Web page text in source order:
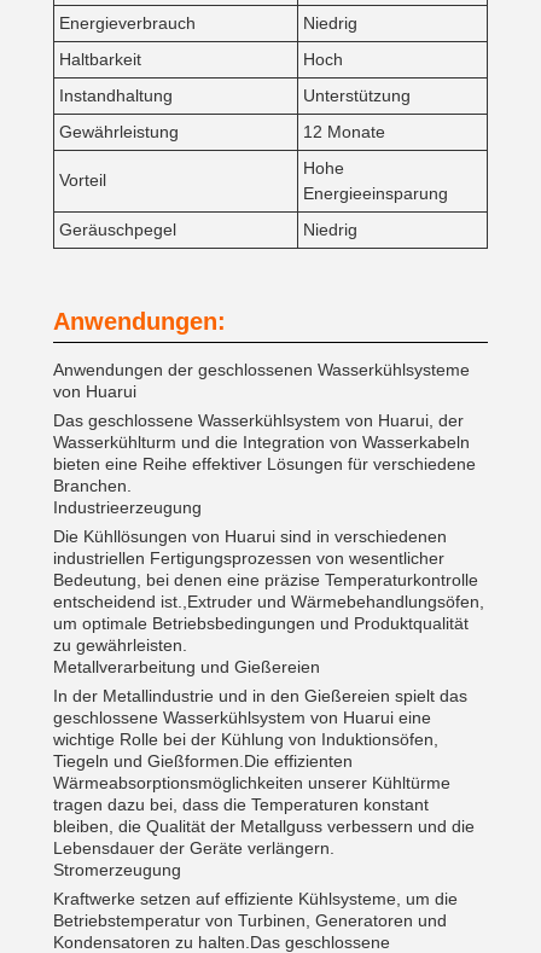
Energieverbrauch
Niedrig
Haltbarkeit
Hoch
Instandhaltung
Unterstützung
Gewährleistung
12 Monate
Vorteil
Hohe
Energieeinsparung
Geräuschpegel
Niedrig
Anwendungen:
Anwendungen der geschlossenen Wasserkühlsysteme
von Huarui
Das geschlossene Wasserkühlsystem von Huarui, der
Wasserkühlturm und die Integration von Wasserkabeln
bieten eine Reihe effektiver Lösungen für verschiedene
Branchen.
Industrieerzeugung
Die Kühllösungen von Huarui sind in verschiedenen
industriellen Fertigungsprozessen von wesentlicher
Bedeutung, bei denen eine präzise Temperaturkontrolle
entscheidend ist.,Extruder und Wärmebehandlungsöfen,
um optimale Betriebsbedingungen und Produktqualität
zu gewährleisten.
Metallverarbeitung und Gießereien
In der Metallindustrie und in den Gießereien spielt das
geschlossene Wasserkühlsystem von Huarui eine
wichtige Rolle bei der Kühlung von Induktionsöfen,
Tiegeln und Gießformen.Die effizienten
Wärmeabsorptionsmöglichkeiten unserer Kühltürme
tragen dazu bei, dass die Temperaturen konstant
bleiben, die Qualität der Metallguss verbessern und die
Lebensdauer der Geräte verlängern.
Stromerzeugung
Kraftwerke setzen auf effiziente Kühlsysteme, um die
Betriebstemperatur von Turbinen, Generatoren und
Kondensatoren zu halten.Das geschlossene